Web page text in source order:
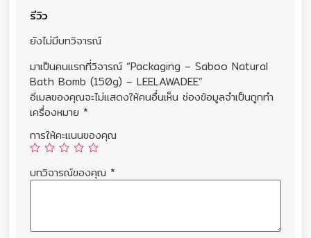
รีวิว
ยังไม่มีบทวิจารณ์
มาเป็นคนแรกที่วิจารณ์ “Packaging – Saboo Natural
Bath Bomb (150g) – LEELAWADEE”
อีเมลของคุณจะไม่แสดงให้คนอื่นเห็น ช่องข้อมูลจำเป็นถูกทำ
เครื่องหมาย *
การให้คะแนนของคุณ
บทวิจารณ์ของคุณ *